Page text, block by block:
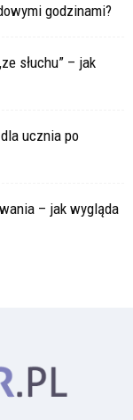
godzinami?
słuchu” – jak
ucznia po
– jak wygląda